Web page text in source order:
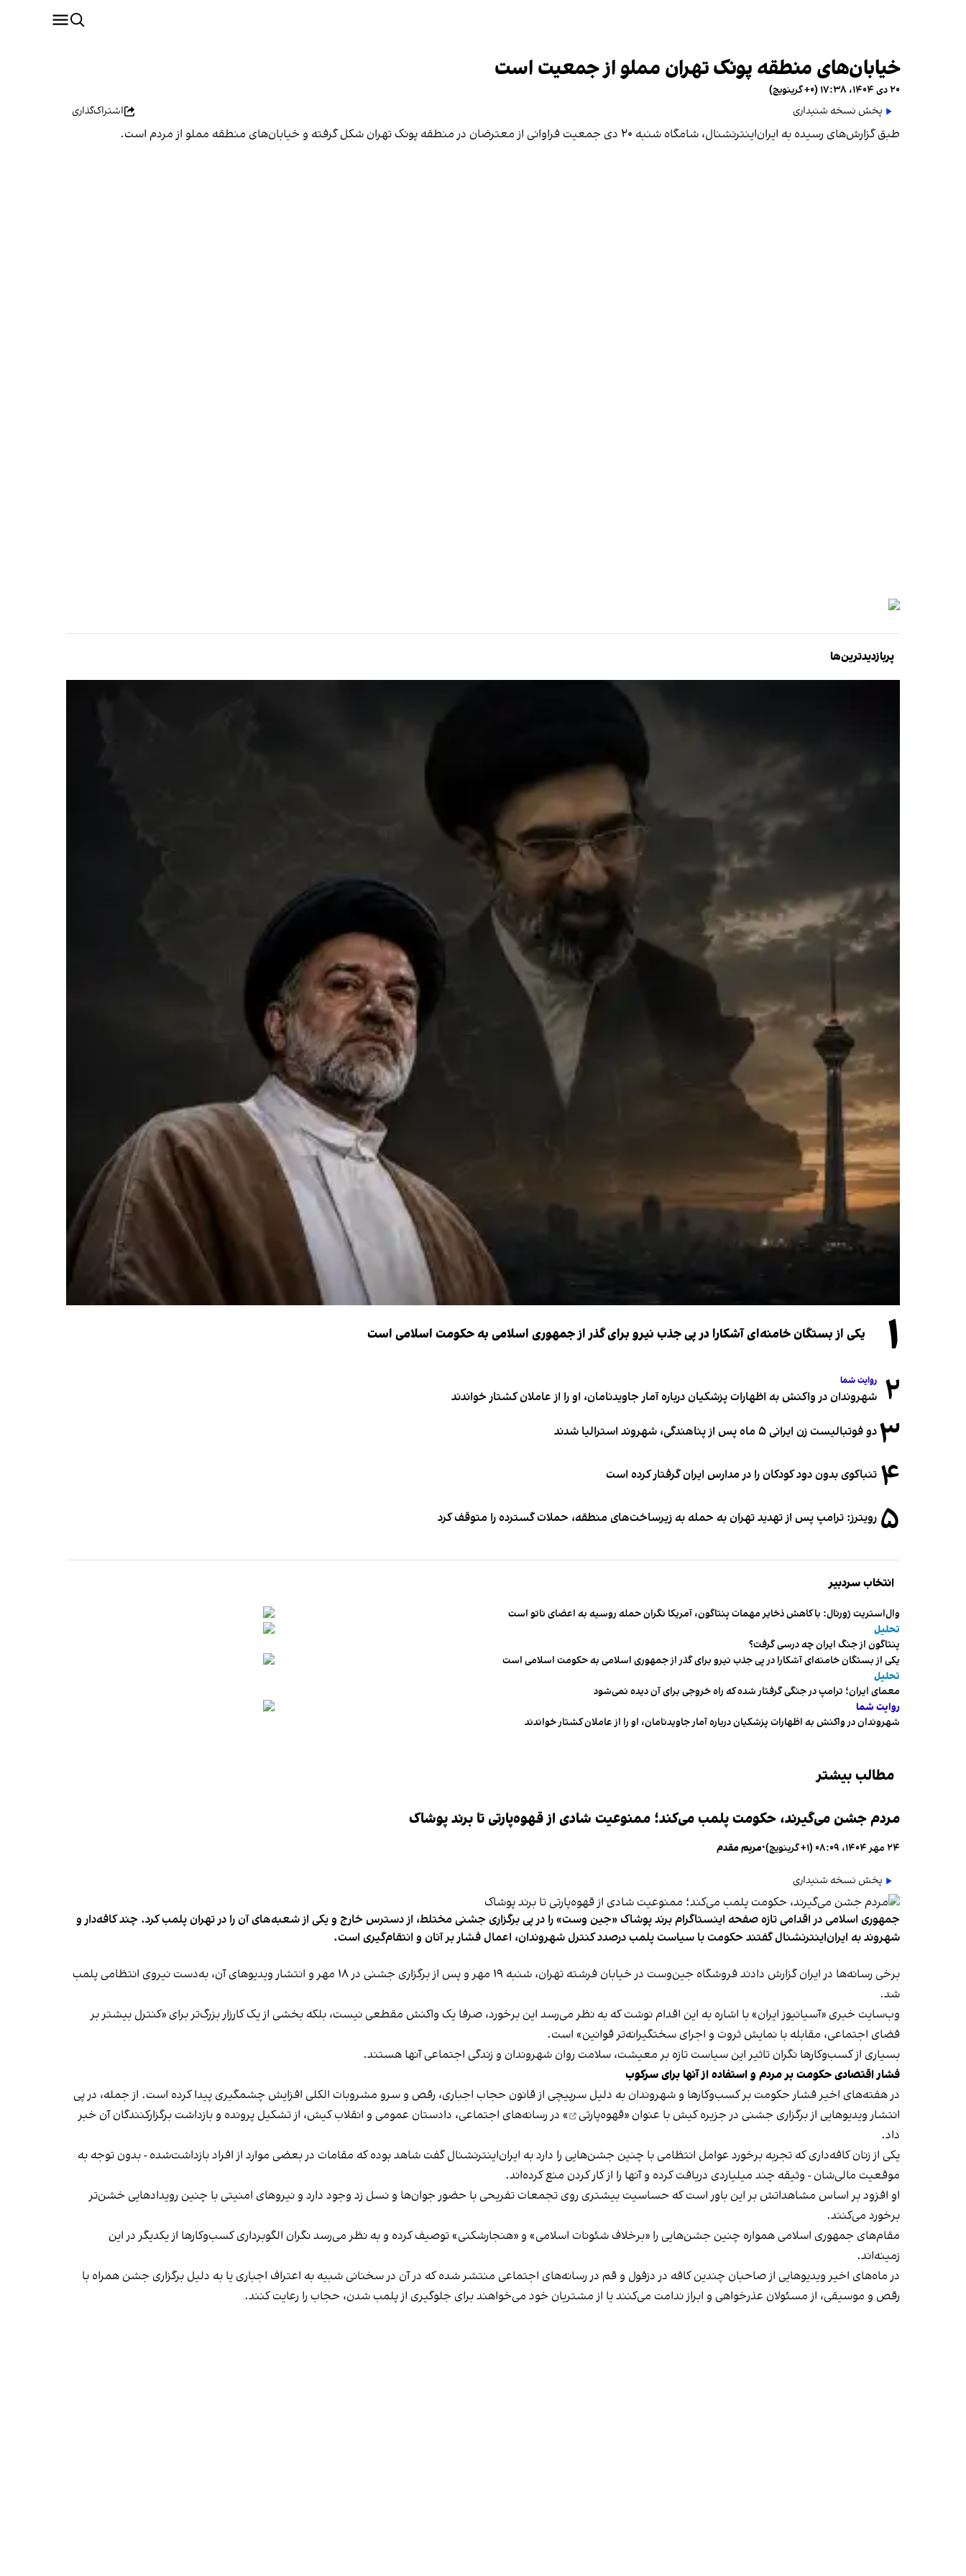
خیابان‌های منطقه پونک تهران مملو از جمعیت است
۲۰ دی ۱۴۰۴، ۱۷:۳۸ (‎+۰ گرینویچ)
پخش نسخه شنیداری
اشتراک‌گذاری
طبق گزارش‌های رسیده به ایران‌اینترنشنال، شامگاه شنبه ۲۰ دی جمعیت فراوانی از معترضان در منطقه پونک تهران شکل گرفته و خیابان‌های منطقه مملو از مردم است.
پربازدیدترین‌ها
۱ یکی از بستگان خامنه‌ای آشکارا در پی جذب نیرو برای گذر از جمهوری اسلامی به حکومت اسلامی است
۲ روایت شما
شهروندان در واکنش به اظهارات پزشکیان درباره آمار جاویدنامان، او را از عاملان کشتار خواندند
۳دو فوتبالیست زن ایرانی ۵ ماه پس از پناهندگی، شهروند استرالیا شدند
۴ تنباکوی بدون دود کودکان را در مدارس ایران گرفتار کرده است
۵ رویترز: ترامپ پس از تهدید تهران به حمله به زیرساخت‌های منطقه، حملات گسترده را متوقف کرد
انتخاب سردبیر
وال‌استریت ژورنال: با کاهش ذخایر مهمات پنتاگون، آمریکا نگران حمله روسیه به اعضای ناتو‌ است
تحلیل
پنتاگون از جنگ ایران چه درسی گرفت؟
یکی از بستگان خامنه‌ای آشکارا در پی جذب نیرو برای گذر از جمهوری اسلامی به حکومت اسلامی است
تحلیل
معمای ایران؛ ترامپ در جنگی گرفتار شده که راه خروجی برای آن دیده نمی‌شود
روایت شما
شهروندان در واکنش به اظهارات پزشکیان درباره آمار جاویدنامان، او را از عاملان کشتار خواندند
مطالب بیشتر
مردم جشن می‌گیرند، حکومت پلمب می‌کند؛ ممنوعیت شادی از قهوه‌پارتی تا برند پوشاک
۲۴ مهر ۱۴۰۴، ۰۸:۰۹ (‎+۱ گرینویچ) •مریم مقدم
پخش نسخه شنیداری
جمهوری اسلامی در اقدامی تازه صفحه اینستاگرام برند پوشاک «جین وست» را در پی برگزاری جشنی مختلط، از دسترس خارج و یکی از شعبه‌های آن را در تهران پلمب کرد. چند کافه‌‌دار و
شهروند به ایران‌اینترنشنال گفتند حکومت با سیاست پلمب درصدد کنترل شهروندان، اعمال فشار بر آنان و انتقام‌گیری است.
برخی رسانه‌ها در ایران گزارش دادند فروشگاه جین‌وست در خیابان فرشته تهران، شنبه ۱۹ مهر و پس از برگزاری جشنی در ۱۸ مهر و انتشار ویدیوهای آن، به‌دست نیروی انتظامی پلمب
شد.
وب‌سایت خبری «آسیانیوز ایران» با اشاره به این اقدام نوشت که به نظر می‌رسد این برخورد، صرفا یک واکنش مقطعی نیست، بلکه بخشی از یک کارزار بزرگ‌تر برای «کنترل بیشتر بر
فضای اجتماعی، مقابله با نمایش ثروت و اجرای سختگیرانه‌تر قوانین» است.
بسیاری از کسب‌وکارها نگران تاثیر این سیاست‌ تازه بر معیشت، سلامت روان شهروندان و زندگی اجتماعی آنها هستند.
فشار اقتصادی حکومت بر مردم و استفاده از آنها برای سرکوب
در هفته‌های اخیر فشار حکومت بر کسب‌وکارها و شهروندان به دلیل سرپیچی از قانون حجاب اجباری، رقص و سرو مشروبات الکلی افزایش چشمگیری پیدا کرده است. از جمله، در پی
انتشار ویدیوهایی از برگزاری جشنی در جزیره کیش با عنوان «قهوه‌پارتی
» در رسانه‌های اجتماعی، دادستان عمومی و انقلاب کیش، از تشکیل پرونده و بازداشت برگزارکنندگان آن خبر
داد.
یکی از زنان کافه‌داری که تجربه برخورد عوامل انتظامی با چنین جشن‌هایی را دارد به ایران‌اینترنشنال گفت شاهد بوده که مقامات در بعضی موارد از افراد بازداشت‌‌شده - بدون توجه به
موقعیت مالی‌شان - وثیقه چند میلیاردی دریافت کرده و آنها را از کار کردن منع کرده‌اند.
او افزود بر اساس مشاهداتش بر این باور است که حساسیت بیشتری روی تجمعات تفریحی با حضور جوان‌ها و نسل زد وجود دارد و نیروهای امنیتی با چنین رویدادهایی خشن‌تر
برخورد می‌کنند.
مقام‌های جمهوری اسلامی همواره چنین جشن‌هایی را «برخلاف شئونات اسلامی» و «هنجارشکنی» توصیف کرده و به نظر می‌رسد نگران الگوبرداری کسب‌وکارها از یکدیگر در این
زمینه‌اند.
در ماه‌های اخیر ویدیوهایی از صاحبان چندین کافه در دزفول و قم در رسانه‌های اجتماعی منتشر شده که در آن در سخنانی شبیه به اعتراف اجباری یا به دلیل برگزاری جشن همراه با
رقص و موسیقی، از مسئولان عذرخواهی و ابراز ندامت می‌کنند یا از مشتریان خود می‌خواهند برای جلوگیری از پلمب شدن، حجاب را رعایت کنند.